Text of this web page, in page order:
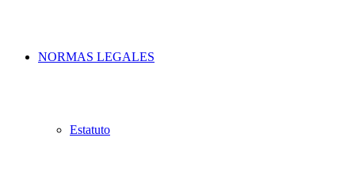
NORMAS LEGALES
Estatuto